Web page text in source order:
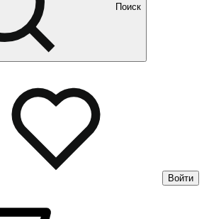
Поиск
Войти